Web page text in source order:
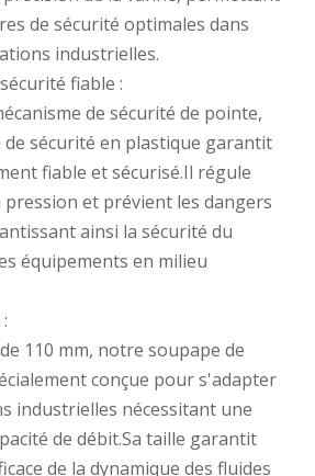
de sécurité optimales dans
industrielles.
fiable :
de sécurité de pointe,
sécurité en plastique garantit
fiable et sécurisé.Il régule
pression et prévient les dangers
ainsi la sécurité du
équipements en milieu
110 mm, notre soupape de
conçue pour s'adapter
industrielles nécessitant une
de débit.Sa taille garantit
de la dynamique des fluides